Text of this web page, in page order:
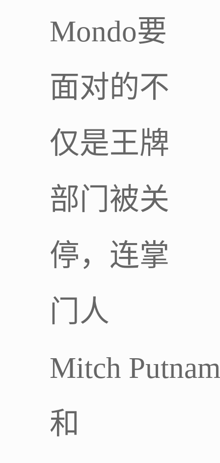
Mondo要
面对的不
仅是王牌
部门被关
停，连掌
门人
Mitch
和